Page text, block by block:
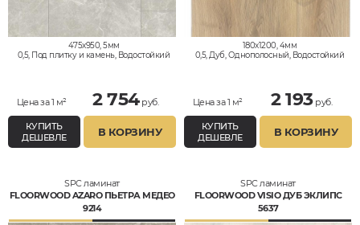
475x950, 5мм
0,5, Под плитку и камень, Водостойкий
Цена за 1 м² 2 754руб.
КУПИТЬ
ДЕШЕВЛЕ
В КОРЗИНУ
180x1200, 4мм
0,5, Дуб, Однополосный, Водостойкий
Цена за 1 м² 2 193руб.
КУПИТЬ
ДЕШЕВЛЕ
В КОРЗИНУ
SPC ламинат
FLOORWOOD AZARO ПЬЕТРА МЕДЕО
9214
SPC ламинат
FLOORWOOD VISIO ДУБ ЭКЛИПС
5637